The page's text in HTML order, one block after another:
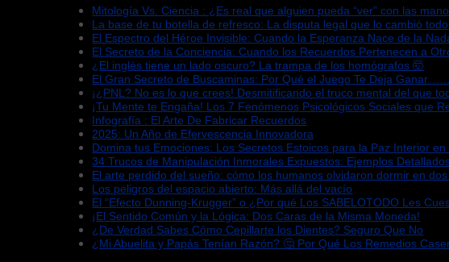
Mitología Vs. Ciencia : ¿Es real que alguien pueda “ver” con las
La base de tu botella de refresco: La disputa legal que lo cambió todo
El Espectro del Héroe Invisible: Cuando la Esperanza Nace de la
El Secreto de la Conciencia: Cuando los Recuerdos Pertenecen a
¿El inglés tiene un lado oscuro? La trampa de los homógrafos 🤯
El Gran Secreto de Buscaminas: Por Qué el Juego Te Deja
¡¿PNL? No es lo que crees! Desmitificando el truco mental del que
¡Tu Mente te Engaña! Los 7 Fenómenos Psicológicos Sociales que
Infografía : El Arte De Fabricar Recuerdos
2025: Un Año de Efervescencia Innovadora
Domina tus Emociones: Los Secretos Estoicos para la Paz Interior
34 Trucos de Manipulación Inmorales Expuestos: Ejemplos
El arte perdido del sueño: cómo los humanos olvidaron dormir en
Los peligros del espacio abierto: Más allá del vacío
El “Efecto Dunning-Krugger” o ¿Por qué Los SABELOTODO Les
¡El Sentido Común y la Lógica: Dos Caras de la Misma Moneda!
¿De Verdad Sabes Cómo Cepillarte los Dientes? Seguro Que No
¿Mi Abuelita y Papás Tenían Razón? 🤔 Por Qué Los Remedios